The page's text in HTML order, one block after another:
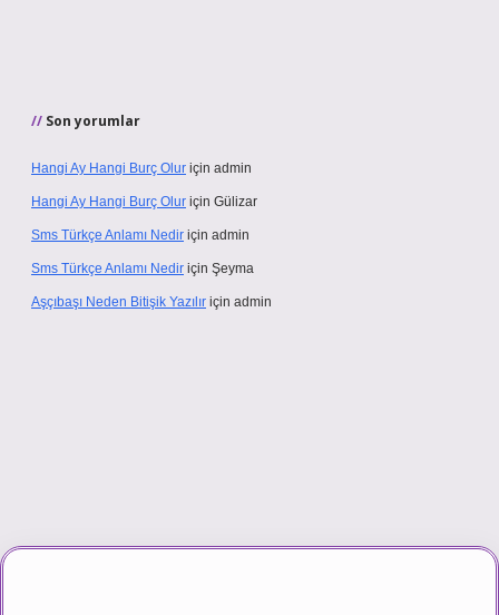
Son yorumlar
Hangi Ay Hangi Burç Olur için admin
Hangi Ay Hangi Burç Olur için Gülizar
Sms Türkçe Anlamı Nedir için admin
Sms Türkçe Anlamı Nedir için Şeyma
Aşçıbaşı Neden Bitişik Yazılır için admin